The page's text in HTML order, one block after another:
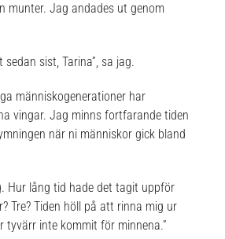
munter. Jag andades ut genom
sist, Tarina”, sa jag.
människogenerationer har
vingar. Jag minns fortfarande tiden
när ni människor gick bland
Hur lång tid hade det tagit uppför
Tre? Tiden höll på att rinna mig ur
tyvärr inte kommit för minnena.”